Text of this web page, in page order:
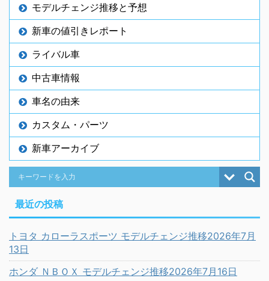
モデルチェンジ推移と予想
新車の値引きレポート
ライバル車
中古車情報
車名の由来
カスタム・パーツ
新車アーカイブ
最近の投稿
トヨタ カローラスポーツ モデルチェンジ推移2026年7月
13日
ホンダ ＮＢＯＸ モデルチェンジ推移2026年7月16日